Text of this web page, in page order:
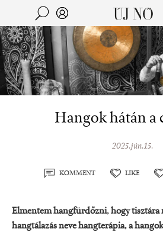
Jump to
Kereső
Hangok hátán a
2025.jún.15.
KOMMENT LIKE
Elmentem hangfürdőzni, hogy tisztára
hangtálazás neve hangterápia, a